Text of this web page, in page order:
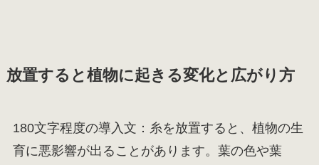
放置すると植物に起きる変化と広がり方
180文字程度の導入文：糸を放置すると、植物の生
育に悪影響が出ることがあります。葉の色や葉